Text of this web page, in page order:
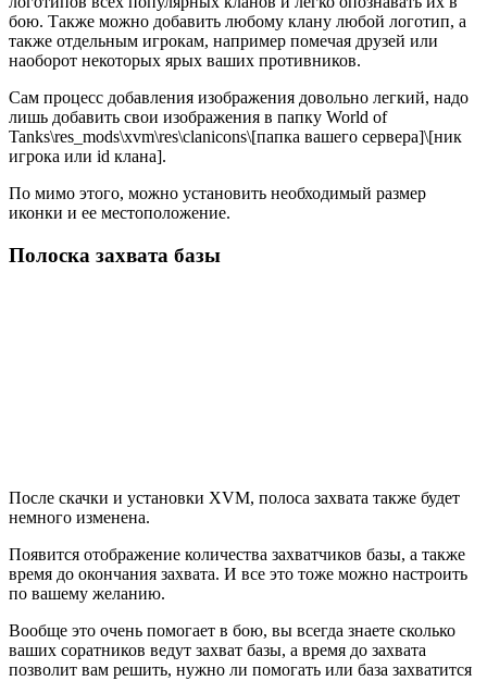
бою. Также можно добавить любому клану любой логотип, а
также отдельным игрокам, например помечая друзей или
наоборот некоторых ярых ваших противников.
Сам процесс добавления изображения довольно легкий, надо
лишь добавить свои изображения в папку World of
Tanks\res_mods\xvm\res\clanicons\[папка вашего сервера]\[ник
игрока или id клана].
По мимо этого, можно установить необходимый размер
иконки и ее местоположение.
Полоска захвата базы
После скачки и установки XVM, полоса захвата также будет
немного изменена.
Появится отображение количества захватчиков базы, а также
время до окончания захвата. И все это тоже можно настроить
по вашему желанию.
Вообще это очень помогает в бою, вы всегда знаете сколько
ваших соратников ведут захват базы, а время до захвата
позволит вам решить, нужно ли помогать или база захватится